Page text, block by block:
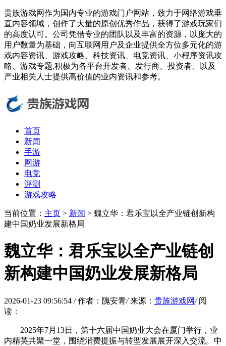
贵族游戏网作为国内专业的游戏门户网站，致力于网络游戏垂
直内容领域，创作了大量的原创优秀作品，获得了游戏玩家们
的高度认可。公司凭借专业的团队以及丰富的资源，以庞大的
用户数量为基础，向互联网用户及企业提供全方位多元化的游
戏内容资讯、游戏攻略、科技资讯、电竞资讯、小程序资讯攻
略、游戏专题,积极为各平台开发者、发行商、投资者、以及
产业相关人士提供高价值的业内资讯和参考。
首页
新闻
手游
网游
电竞
评测
游戏攻略
当前位置： 主页 > 新闻 > 魏立华：君乐宝以全产业链创新构
建中国奶业发展新格局
魏立华：君乐宝以全产业链创
新构建中国奶业发展新格局
2026-01-23 09:56:54 / 作者：隗安青/ 来源： 贵族游戏网/ 阅
读：
2025年7月13日，第十六届中国奶业大会在厦门举行，业
内精英共聚一堂，围绕消费提振与转型发展展开深入交流。中